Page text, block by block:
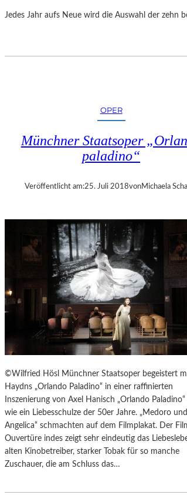
Jedes Jahr aufs Neue wird die Auswahl der zehn
OPER
Münchner Staatsoper
paladino“
Veröffentlicht am:25. Juli 2018vonMichaela
©Wilfried Hösl Münchner Staatsoper begeistert
Haydns „Orlando Paladino“ in einer raffinierten
Inszenierung von Axel Hanisch „Orlando
wie ein Liebesschulze der 50er Jahre. „Medoro und
Angelica“ schmachten auf dem Filmplakat. Der
Ouvertüre indes zeigt sehr eindeutig das
alten Kinobetreiber, starker Tobak für so manche
Zuschauer, die am Schluss das…